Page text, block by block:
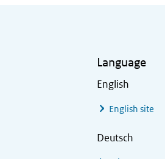
Language
English
English site
Deutsch